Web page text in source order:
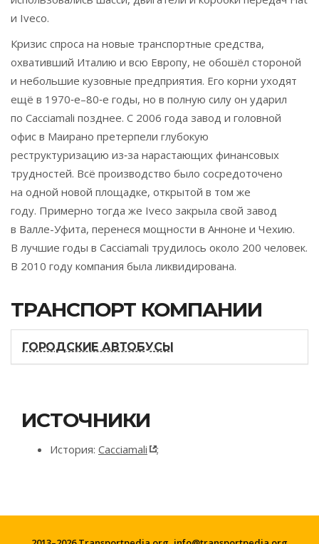
и Iveco.
Кризис спроса на новые транспортные средства,
охвативший Италию и всю Европу, не обошёл стороной
и небольшие кузовные предприятия. Его корни уходят
ещё в 1970‑е–80‑е годы, но в полную силу он ударил
по Cacciamali позднее. С 2006 года завод и головной
офис в Маирано претерпели глубокую
реструктуризацию из‑за нарастающих финансовых
трудностей. Всё производство было сосредоточено
на одной новой площадке, открытой в том же
году. Примерно тогда же Iveco закрыла свой завод
в Валле-Уфита, перенеся мощности в Анноне и Чехию.
В лучшие годы в Cacciamali трудилось около 200 человек.
В 2010 году компания была ликвидирована.
ТРАНСПОРТ КОМПАНИИ
ГОРОДСКИЕ АВТОБУСЫ
ИСТОЧНИКИ
История: Cacciamali ;